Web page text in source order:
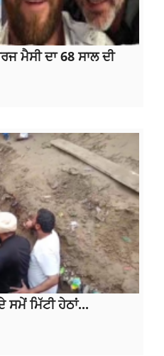
ਮੈਸੀ ਦਾ 68 ਸਾਲ ਦੀ
ਸਮੇਂ ਮਿੱਟੀ ਹੇਠਾਂ...